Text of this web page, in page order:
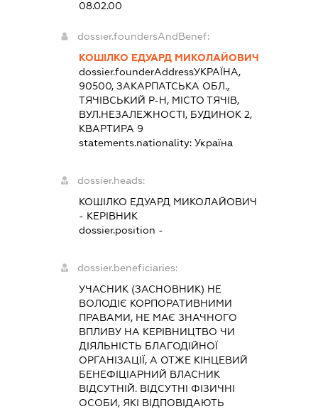
08.02.00
dossier.foundersAndBenef:
КОШІЛКО ЕДУАРД МИКОЛАЙОВИЧ
dossier.founderAddressУКРАЇНА,
90500, ЗАКАРПАТСЬКА ОБЛ.,
ТЯЧІВСЬКИЙ Р-Н, МІСТО ТЯЧІВ,
ВУЛ.НЕЗАЛЕЖНОСТІ, БУДИНОК 2,
КВАРТИРА 9
statements.nationality: Україна
dossier.heads:
КОШІЛКО ЕДУАРД МИКОЛАЙОВИЧ
- КЕРІВНИК
dossier.position -
dossier.beneficiaries:
УЧАСНИК (ЗАСНОВНИК) НЕ
ВОЛОДІЄ КОРПОРАТИВНИМИ
ПРАВАМИ, НЕ МАЄ ЗНАЧНОГО
ВПЛИВУ НА КЕРІВНИЦТВО ЧИ
ДІЯЛЬНІСТЬ БЛАГОДІЙНОЇ
ОРГАНІЗАЦІЇ, А ОТЖЕ КІНЦЕВИЙ
БЕНЕФІЦІАРНИЙ ВЛАСНИК
ВІДСУТНІЙ. ВІДСУТНІ ФІЗИЧНІ
ОСОБИ, ЯКІ ВІДПОВІДАЮТЬ